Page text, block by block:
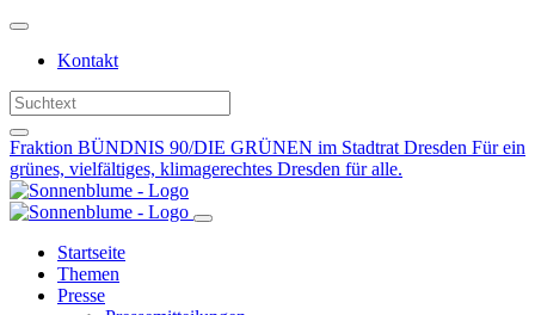
Weiter
Inhalt
Kontakt
Fraktion BÜNDNIS 90/DIE GRÜNEN im Stadtrat Dresden Für ein
grünes, vielfältiges, klimagerechtes Dresden für alle.
Startseite
Themen
Presse